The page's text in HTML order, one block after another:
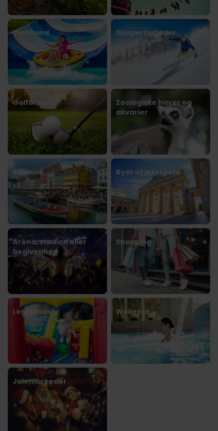
Vandland Skisportssteder
Golfbaner
Zoologiske haver og
akvarier
Bådture Byer af interesse
Arena, stadion eller
begivenhed
Shopping
Legepladser Wellness
Julemarkeder